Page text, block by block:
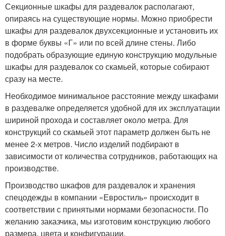
Секционные шкафы для раздевалок располагают,
опираясь на существующие нормы. Можно приобрести
шкафы для раздевалок двухсекционные и установить их
в форме буквы «Г» или по всей длине стены. Либо
подобрать образующие единую конструкцию модульные
шкафы для раздевалок со скамьей, которые собирают
сразу на месте.
Необходимое минимальное расстояние между шкафами
в раздевалке определяется удобной для их эксплуатации
шириной прохода и составляет около метра. Для
конструкций со скамьей этот параметр должен быть не
менее 2-х метров. Число изделий подбирают в
зависимости от количества сотрудников, работающих на
производстве.
Производство шкафов для раздевалок и хранения
спецодежды в компании «Евростиль» происходит в
соответствии с принятыми нормами безопасности. По
желанию заказчика, мы изготовим конструкцию любого
размера, цвета и конфигурации.